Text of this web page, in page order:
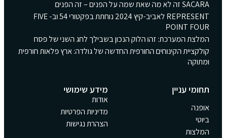
SACARA זה לא מה שאת שמה על הפנים – זה הפנים
REPRESENT לאביב-קיץ 2024 נוחתת בפקטורי 54 וב- FIVE
POINT FOUR
המלצת המערכת: זהו הלוק הנכון בשבילך לחג השני של פסח
קולקציית הקינוחים החורפית החדשה של גולדה: ארץ פלאות חורפית
ומתוקה
תחומי עניין
אופנה
ביוטי
המלצות
מידע שימושי
אודות
מדיניות הפרטיות
הצהרת נגישות